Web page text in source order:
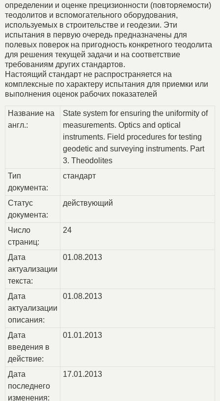
определении и оценке прецизионности (повторяемости)
теодолитов и вспомогательного оборудования,
используемых в строительстве и геодезии. Эти
испытания в первую очередь предназначены для
полевых поверок на пригодность конкретного теодолита
для решения текущей задачи и на соответствие
требованиям других стандартов.
Настоящий стандарт не распространяется на
комплексные по характеру испытания для приемки или
выполнения оценок рабочих показателей
Название на
англ.:
State system for ensuring the uniformity of
measurements. Optics and optical
instruments. Field procedures for testing
geodetic and surveying instruments. Part
3. Theodolites
Тип
документа:
стандарт
Статус
документа:
действующий
Число
страниц:
24
Дата
актуализации
текста:
01.08.2013
Дата
актуализации
описания:
01.08.2013
Дата
введения в
действие:
01.01.2013
Дата
последнего
изменения:
17.01.2013